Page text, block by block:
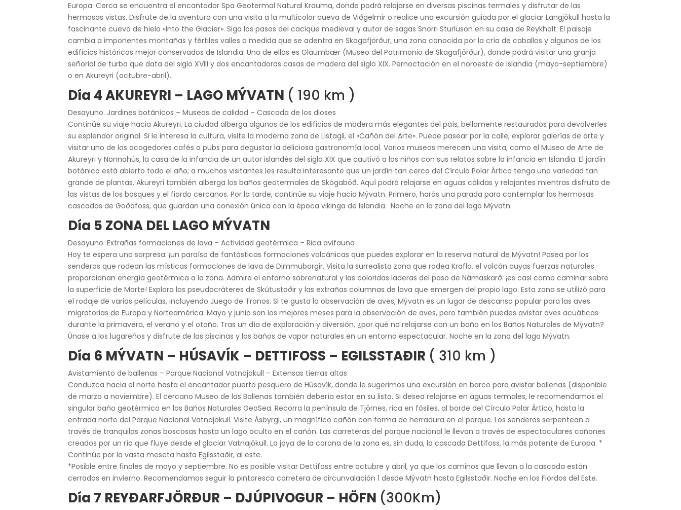
Europa. Cerca se encuentra el encantador Spa Geotermal Natural Krauma, donde podrá relajarse en diversas piscinas termales y disfrutar de las
hermosas vistas. Disfrute de la aventura con una visita a la multicolor cueva de Viðgelmir o realice una excursión guiada por el glaciar Langjökull hasta la
fascinante cueva de hielo «Into the Glacier». Siga los pasos del cacique medieval y autor de sagas Snorri Sturluson en su casa de Reykholt. El paisaje
cambia a imponentes montañas y fértiles valles a medida que se adentra en Skagafjörður, una zona conocida por la cría de caballos y algunos de los
edificios históricos mejor conservados de Islandia. Uno de ellos es Glaumbær (Museo del Patrimonio de Skagafjörður), donde podrá visitar una granja
señorial de turba que data del siglo XVIII y dos encantadoras casas de madera del siglo XIX. Pernoctación en el noroeste de Islandia (mayo-septiembre)
o en Akureyri (octubre-abril).
Día 4 AKUREYRI – LAGO MÝVATN ( 190 km )
Desayuno. Jardines botánicos – Museos de calidad – Cascada de los dioses
Continúe su viaje hacia Akureyri. La ciudad alberga algunos de los edificios de madera más elegantes del país, bellamente restaurados para devolverles
su esplendor original. Si le interesa la cultura, visite la moderna zona de Listagil, el «Cañón del Arte». Puede pasear por la calle, explorar galerías de arte y
visitar uno de los acogedores cafés o pubs para degustar la deliciosa gastronomía local. Varios museos merecen una visita, como el Museo de Arte de
Akureyri y Nonnahús, la casa de la infancia de un autor islandés del siglo XIX que cautivó a los niños con sus relatos sobre la infancia en Islandia. El jardín
botánico está abierto todo el año; a muchos visitantes les resulta interesante que un jardín tan cerca del Círculo Polar Ártico tenga una variedad tan
grande de plantas. Akureyri también alberga los baños geotermales de Skógaböð. Aquí podrá relajarse en aguas cálidas y relajantes mientras disfruta de
las vistas de los bosques y el fiordo cercanos. Por la tarde, continúe su viaje hacia Mývatn. Primero, harás una parada para contemplar las hermosas
cascadas de Goðafoss, que guardan una conexión única con la época vikinga de Islandia. Noche en la zona del lago Mývatn.
Día 5 ZONA DEL LAGO MÝVATN
Desayuno. Extrañas formaciones de lava – Actividad geotérmica – Rica avifauna
Hoy te espera una sorpresa: ¡un paraíso de fantásticas formaciones volcánicas que puedes explorar en la reserva natural de Mývatn! Pasea por los
senderos que rodean las místicas formaciones de lava de Dimmuborgir. Visita la surrealista zona que rodea Krafla, el volcán cuyas fuerzas naturales
proporcionan energía geotérmica a la zona. Admira el entorno sobrenatural y las coloridas laderas del paso de Námaskarð: ¡es casi como caminar sobre
la superficie de Marte! Explora los pseudocráteres de Skútustaðir y las extrañas columnas de lava que emergen del propio lago. Esta zona se utilizó para
el rodaje de varias películas, incluyendo Juego de Tronos. Si te gusta la observación de aves, Mývatn es un lugar de descanso popular para las aves
migratorias de Europa y Norteamérica. Mayo y junio son los mejores meses para la observación de aves, pero también puedes avistar aves acuáticas
durante la primavera, el verano y el otoño. Tras un día de exploración y diversión, ¿por qué no relajarse con un baño en los Baños Naturales de Mývatn?
Únase a los lugareños y disfrute de las piscinas y los baños de vapor naturales en un entorno espectacular. Noche en la zona del lago Mývatn.
Día 6 MÝVATN – HÚSAVÍK – DETTIFOSS – EGILSSTAÐIR ( 310 km )
Avistamiento de ballenas – Parque Nacional Vatnajökull – Extensas tierras altas
Conduzca hacia el norte hasta el encantador puerto pesquero de Húsavík, donde le sugerimos una excursión en barco para avistar ballenas (disponible
de marzo a noviembre). El cercano Museo de las Ballenas también debería estar en su lista. Si desea relajarse en aguas termales, le recomendamos el
singular baño geotérmico en los Baños Naturales GeoSea. Recorra la península de Tjörnes, rica en fósiles, al borde del Círculo Polar Ártico, hasta la
entrada norte del Parque Nacional Vatnajökull. Visite Ásbyrgi, un magnífico cañón con forma de herradura en el parque. Los senderos serpentean a
través de tranquilas zonas boscosas hasta un lago oculto en el cañón. Las carreteras del parque nacional le llevan a través de espectaculares cañones
creados por un río que fluye desde el glaciar Vatnajökull. La joya de la corona de la zona es, sin duda, la cascada Dettifoss, la más potente de Europa. *
Continúe por la vasta meseta hasta Egilsstaðir, al este.
*Posible entre finales de mayo y septiembre. No es posible visitar Dettifoss entre octubre y abril, ya que los caminos que llevan a la cascada están
cerrados en invierno. Recomendamos seguir la pintoresca carretera de circunvalación 1 desde Mývatn hasta Egilsstaðir. Noche en los Fiordos del Este.
Día 7 REYÐARFJÖRÐUR – DJÚPIVOGUR – HÖFN (300Km)